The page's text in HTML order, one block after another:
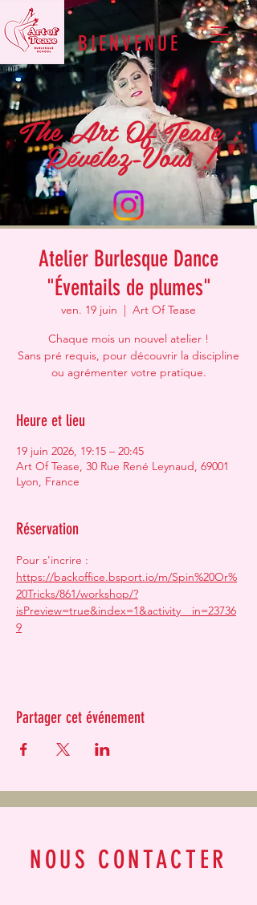
BIENVENUE
Art Of Tease - Burlesque School
The Art Of Tease :
Révélez-Vous !
Atelier Burlesque Dance
"Éventails de plumes"
ven. 19 juin
  |
Art Of Tease
Chaque mois un nouvel atelier !
Sans pré requis, pour découvrir la discipline
ou agrémenter votre pratique.
Heure et lieu
19 juin 2026, 19:15 – 20:45
Art Of Tease, 30 Rue René Leynaud, 69001
Lyon, France
Réservation
Pour s'incrire :
https://backoffice.bsport.io/m/Spin%20Or%
20Tricks/861/workshop/?
isPreview=true&index=1&activity__in=23736
9
Partager cet événement
NOUS CONTACTER